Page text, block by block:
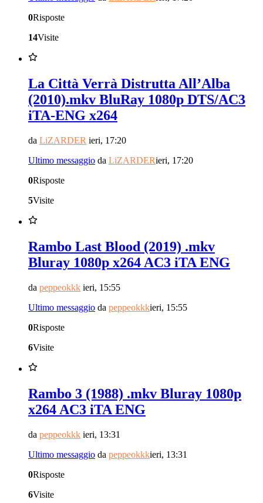
0Risposte
14Visite
La Città Verrà Distrutta All’Alba
(2010).mkv BluRay 1080p DTS/AC3
iTA-ENG x264
da LiZARDER ieri, 17:20
Ultimo messaggio da LiZARDERieri, 17:20
0Risposte
5Visite
Rambo Last Blood (2019) .mkv
Bluray 1080p x264 AC3 iTA ENG
da peppeokkk ieri, 15:55
Ultimo messaggio da peppeokkkieri, 15:55
0Risposte
6Visite
Rambo 3 (1988) .mkv Bluray 1080p
x264 AC3 iTA ENG
da peppeokkk ieri, 13:31
Ultimo messaggio da peppeokkkieri, 13:31
0Risposte
6Visite